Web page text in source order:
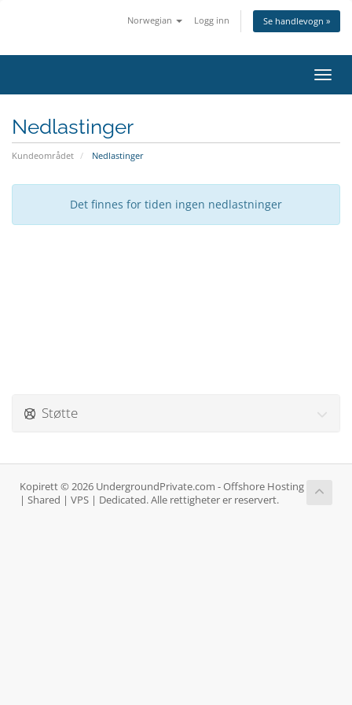
Norwegian Logg inn Se handlevogn »
Bytt
Nedlastinger
Kundeområdet Nedlastinger
Det finnes for tiden ingen nedlastninger
Støtte
Kopirett © 2026 UndergroundPrivate.com - Offshore Hosting
| Shared | VPS | Dedicated. Alle rettigheter er reservert.